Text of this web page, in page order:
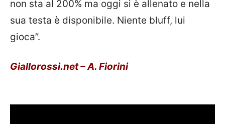
non sta al 200% ma oggi si è allenato e nella
sua testa è disponibile. Niente bluff, lui
gioca”.
Giallorossi.net – A. Fiorini